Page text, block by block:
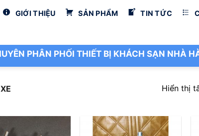
GIỚI THIỆU SẢN PHẨM TIN TỨC
PHÂN PHỐI THIẾT BỊ KHÁCH SẠN NHÀ
Hiển thị